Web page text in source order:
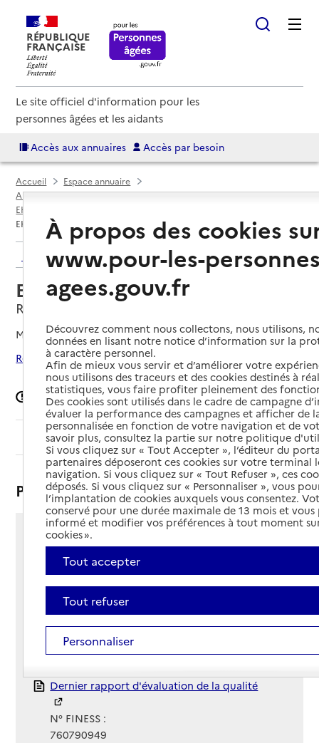
RÉPUBLIQUE
FRANÇAISE
Le site officiel d'information pour les
personnes âgées et les aidants
Accès aux annuaires Accès par besoin
Accueil
Espace annuaire
Annuaire EHPAD et maisons de retraite
EHPAD par département
EHPAD Résidence des Sapins
Retour aux résultats de l'annuaire
EHPAD Résidence des Sapins
Rouen, SEINE-MARITIME
Mis à jour le29/07/2026
Rechercher les établissements autour de Rouen
Signaler une erreur
Sommaire
Présentation
22 allée Charles Cros
76000 - Rouen
Voir itinéraire
Téléphone :
02 35 60 20 35
Contact
Site Internet
Site internet
Gestionnaire :
Rapport HAS
Dernier rapport d'évaluation de la qualité
N° FINESS :
760790949
À propos des cookies
www.pour-les-
agees.gouv.fr
Découvrez comment nous collectons, nous utilisons,
données en lisant notre notice d’information sur la
à caractère personnel.
Afin de mieux vous servir et d’améliorer votre
nous utilisons des traceurs et des cookies destinés à
statistiques, vous faire profiter pleinement des
Des cookies sont utilisés dans le cadre de campagne
évaluer la performance des campagnes et afficher de
personnalisée en fonction de votre navigation et de
savoir plus, consultez la partie sur notre politique
Si vous cliquez sur « Tout Accepter », l’éditeur du
partenaires déposeront ces cookies sur votre terminal
navigation. Si vous cliquez sur « Tout Refuser », ces
déposés. Si vous cliquez sur « Personnaliser », vous
l’implantation de cookies auxquels vous consentez.
conservé pour une durée maximale de 13 mois et
informé et modifier vos préférences à tout moment
cookies ».
Tout accepter
Tout refuser
Personnaliser